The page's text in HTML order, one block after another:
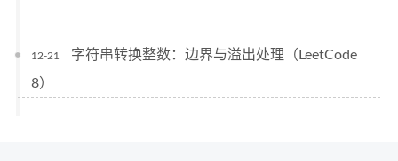
12-21
字符串转换整数：边界与溢出处理（LeetCode
8）